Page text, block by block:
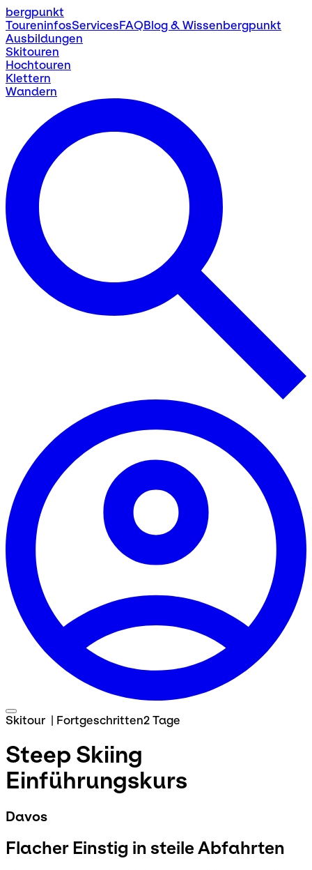
bergpunkt
ToureninfosServicesFAQBlog & Wissenbergpunkt
Ausbildungen
Skitouren
Hochtouren
Klettern
Wandern
Skitour | Fortgeschritten2 Tage
Steep Skiing
Einführungskurs
Davos
Flacher Einstig in steile Abfahrten